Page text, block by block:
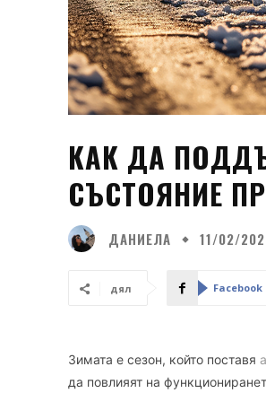
КАК ДА
СЪСТОЯНИЕ
ДАНИЕЛА 11/02/
дял Facebook
Зимата е сезон, който поставя
да повлияят на